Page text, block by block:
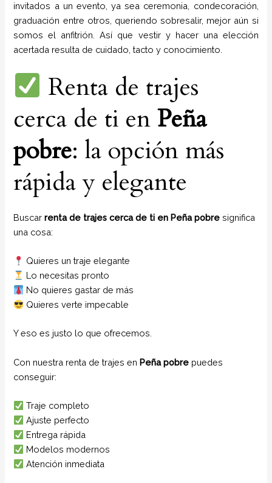
invitados a un evento, ya sea ceremonia, condecoración,
graduación entre otros, queriendo sobresalir, mejor aún si
somos el anfitrión. Así que vestir y hacer una elección
acertada resulta de cuidado, tacto y conocimiento.
Renta de trajes
cerca de ti enPeña
pobre: la opción más
rápida y elegante
Buscarrenta de trajes cerca de ti en Peña pobresignifica
una cosa:
Quieres un traje elegante
Lo necesitas pronto
No quieres gastar de más
Quieres verte impecable
Y eso es justo lo que ofrecemos.
Con nuestra renta de trajes enPeña pobre puedes
conseguir:
Traje completo
Ajuste perfecto
Entrega rápida
Modelos modernos
Atención inmediata